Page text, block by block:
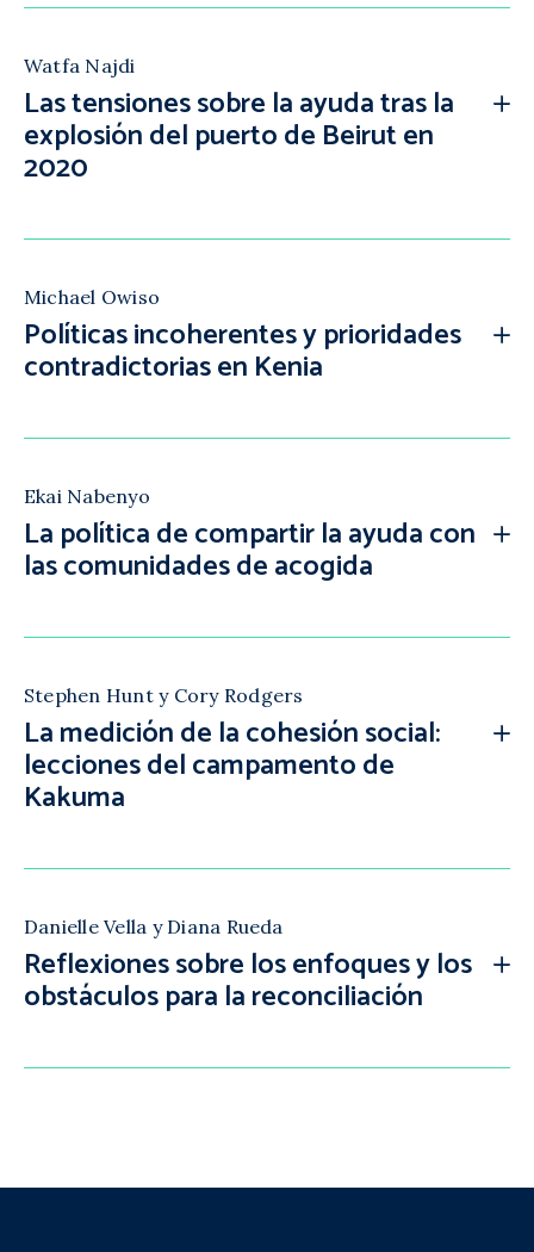
Watfa Najdi
Las tensiones sobre la ayuda tras la
explosión del puerto de Beirut en
2020
Michael Owiso
Políticas incoherentes y prioridades
contradictorias en Kenia
Ekai Nabenyo
La política de compartir la ayuda con
las comunidades de acogida
Stephen Hunt y Cory Rodgers
La medición de la cohesión social:
lecciones del campamento de
Kakuma
Danielle Vella y Diana Rueda
Reflexiones sobre los enfoques y los
obstáculos para la reconciliación